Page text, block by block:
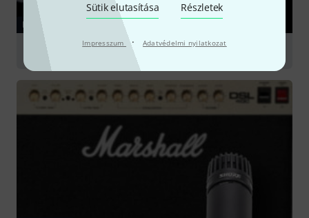
Sütik elutasítása Részletek
Impresszum · Adatvédelmi nyilatkozat
KALAUZ
Audio Interfaces